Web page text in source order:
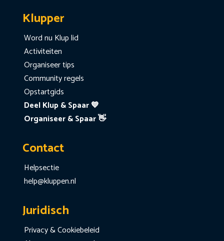
Klupper
Word nu Klup lid
Activiteiten
Organiseer tips
Community regels
Opstartgids
Deel Klup & Spaar 💙
Organiseer & Spaar 👋
Contact
Helpsectie
help@kluppen.nl
Juridisch
Privacy & Cookiebeleid